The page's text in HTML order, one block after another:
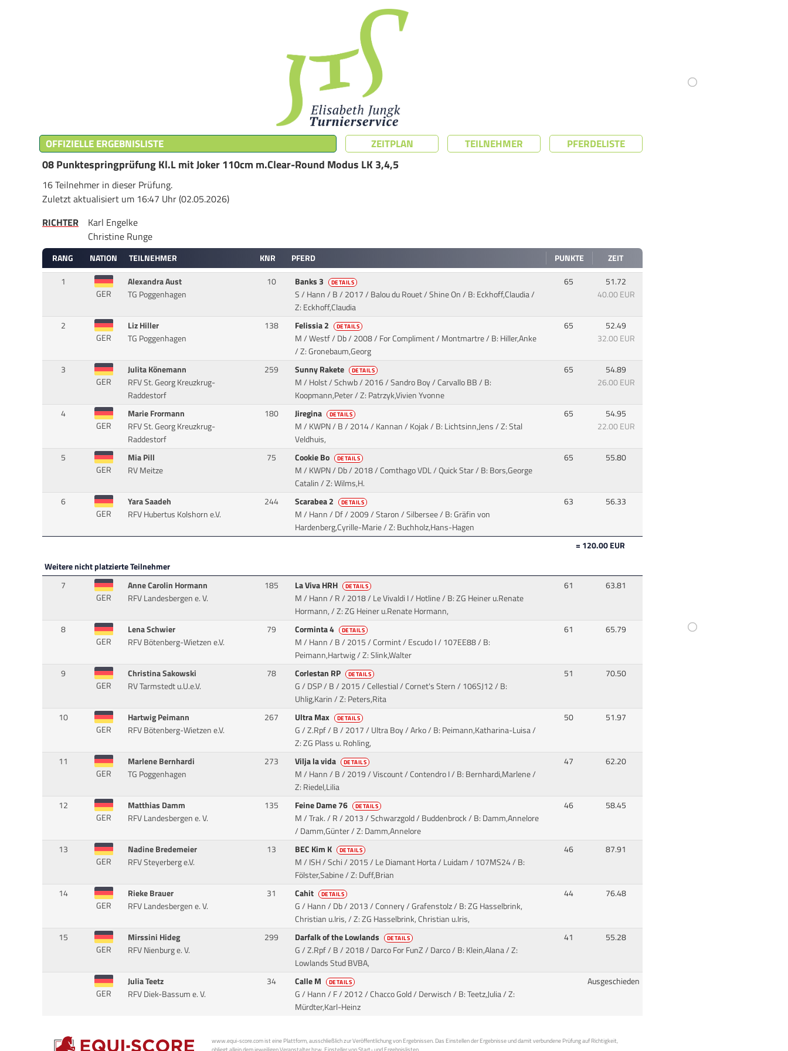
OFFIZIELLE ERGEBNISLISTE ZEITPLAN TEILNEHMER
PFERDELISTE
08 Punktespringprüfung Kl.L mit Joker 110cm m.Clear-Round Modus LK 3,4,5
16 Teilnehmer in dieser Prüfung.
Zuletzt aktualisiert um 16:47 Uhr (02.05.2026)
RICHTER
Karl Engelke
Christine Runge
RANG NATION TEILNEHMER KNR PFERD PUNKTE
ZEIT
1
GER
Alexandra Aust
TG Poggenhagen
10 Banks 3 DETAILS
S / Hann / B / 2017 / Balou du Rouet / Shine On/ B: Eckhoff,Claudia /
Z: Eckhoff,Claudia
65
51.72
40.00 EUR
2
GER
Liz Hiller
TG Poggenhagen
138 Felissia 2 DETAILS
M / Westf / Db / 2008 / For Compliment / Montmartre/ B: Hiller,Anke
/ Z: Gronebaum,Georg
65
52.49
32.00 EUR
3
GER
Julita Könemann
RFV St. Georg Kreuzkrug-
Raddestorf
259 Sunny Rakete DETAILS
M / Holst / Schwb / 2016 / Sandro Boy / Carvallo BB/ B:
Koopmann,Peter / Z: Patrzyk,Vivien Yvonne
65
54.89
26.00 EUR
4
GER
Marie Frormann
RFV St. Georg Kreuzkrug-
Raddestorf
180 Jiregina DETAILS
M / KWPN / B / 2014 / Kannan / Kojak/ B: Lichtsinn,Jens / Z: Stal
Veldhuis,
65
54.95
22.00 EUR
5
GER
Mia Pill
RV Meitze
75 Cookie Bo DETAILS
M / KWPN / Db / 2018 / Comthago VDL / Quick Star/ B: Bors,George
Catalin / Z: Wilms,H.
65 55.80
6
GER
Yara Saadeh
RFV Hubertus Kolshorn e.V.
244 Scarabea 2 DETAILS
M / Hann / Df / 2009 / Staron / Silbersee/ B: Gräfin von
Hardenberg,Cyrille-Marie / Z: Buchholz,Hans-Hagen
63 56.33
= 120.00 EUR
Weitere nicht platzierte Teilnehmer
7
GER
Anne Carolin Hormann
RFV Landesbergen e. V.
185 La Viva HRH DETAILS
M / Hann / R / 2018 / Le Vivaldi I / Hotline/ B: ZG Heiner u.Renate
Hormann, / Z: ZG Heiner u.Renate Hormann,
61 63.81
8
GER
Lena Schwier
RFV Bötenberg-Wietzen e.V.
79 Corminta 4 DETAILS
M / Hann / B / 2015 / Cormint / Escudo I/ 107EE88 / B:
Peimann,Hartwig / Z: Slink,Walter
61 65.79
9
GER
Christina Sakowski
RV Tarmstedt u.U.e.V.
78 Corlestan RP DETAILS
G / DSP / B / 2015 / Cellestial / Cornet's Stern/ 106SJ12 / B:
Uhlig,Karin / Z: Peters,Rita
51 70.50
10
GER
Hartwig Peimann
RFV Bötenberg-Wietzen e.V.
267 Ultra Max DETAILS
G / Z.Rpf / B / 2017 / Ultra Boy / Arko/ B: Peimann,Katharina-Luisa /
Z: ZG Plass u. Rohling,
50 51.97
11
GER
Marlene Bernhardi
TG Poggenhagen
273 Vilja la vida DETAILS
M / Hann / B / 2019 / Viscount / Contendro I/ B: Bernhardi,Marlene /
Z: Riedel,Lilia
47 62.20
12
GER
Matthias Damm
RFV Landesbergen e. V.
135 Feine Dame 76 DETAILS
M / Trak. / R / 2013 / Schwarzgold / Buddenbrock/ B: Damm,Annelore
/ Damm,Günter / Z: Damm,Annelore
46 58.45
13
GER
Nadine Bredemeier
RFV Steyerberg e.V.
13 BEC Kim K DETAILS
M / ISH / Schi / 2015 / Le Diamant Horta / Luidam/ 107MS24 / B:
Fölster,Sabine / Z: Duff,Brian
46 87.91
14
GER
Rieke Brauer
RFV Landesbergen e. V.
31 Cahit DETAILS
G / Hann / Db / 2013 / Connery / Grafenstolz/ B: ZG Hasselbrink,
Christian u.Iris, / Z: ZG Hasselbrink, Christian u.Iris,
44 76.48
15
GER
Mirssini Hideg
RFV Nienburg e. V.
299 Darfalk of the Lowlands DETAILS
G / Z.Rpf / B / 2018 / Darco For FunZ / Darco/ B: Klein,Alana / Z:
Lowlands Stud BVBA,
41 55.28
GER
Julia Teetz
RFV Diek-Bassum e. V.
34 Calle M DETAILS
G / Hann / F / 2012 / Chacco Gold / Derwisch/ B: Teetz,Julia / Z:
Mürdter,Karl-Heinz
Ausgeschieden
www.equi-score.com ist eine Plattform, ausschließlich zur Veröffentlichung von Ergebnissen. Das Einstellen der Ergebnisse und damit verbundene Prüfung auf Richtigkeit,